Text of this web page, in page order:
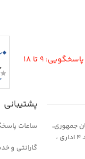
9 تا 18
جمهوری،
نبش کوچه کاووسی، پلاک 1393 واحد 4 اداری ،
پشتیبانی
ساعات پاسخگویی
گارانتی و